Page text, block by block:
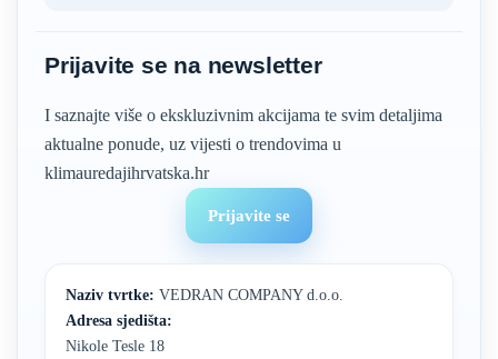
Prijavite se na newsletter
I saznajte više o ekskluzivnim akcijama te svim detaljima
aktualne ponude, uz vijesti o trendovima u
klimauredajihrvatska.hr
Prijavite se
Naziv tvrtke: VEDRAN COMPANY d.o.o.
Adresa sjedišta:
Nikole Tesle 18